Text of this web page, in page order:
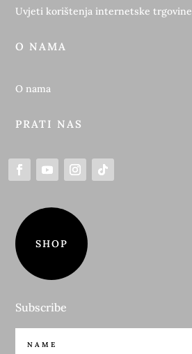
Uvjeti korištenja internetske trgovine
O NAMA
O nama
PRATI NAS
SHOP
Subscribe